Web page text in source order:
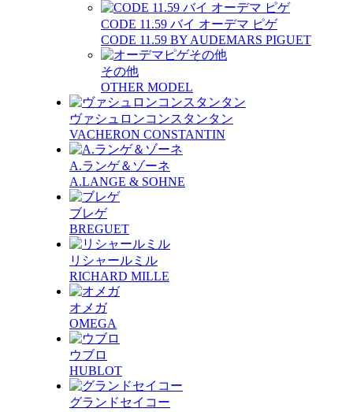
CODE 11.59 バイ オーデマ ピゲ
CODE 11.59 BY AUDEMARS PIGUET
その他
OTHER MODEL
ヴァシュロンコンスタンタン
VACHERON CONSTANTIN
A.ランゲ＆ゾーネ
A.LANGE & SOHNE
ブレゲ
BREGUET
リシャールミル
RICHARD MILLE
オメガ
OMEGA
ウブロ
HUBLOT
グランドセイコー